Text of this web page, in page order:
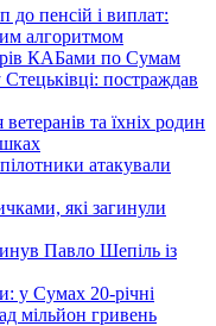
пенсій і виплат:
алгоритмом
КАБами по Сумам
постраждав
та їхніх родин
атакували
які загинули
Павло Шепіль із
у Сумах 20-річні
мільйон гривень